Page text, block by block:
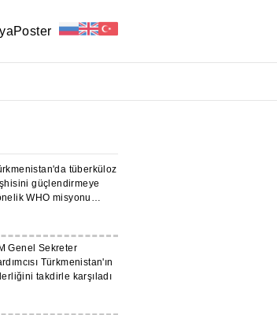
Poster
tüberküloz
güçlendirmeye
WHO misyonu
Genel Sekreter
Türkmenistan'ın
takdirle karşıladı